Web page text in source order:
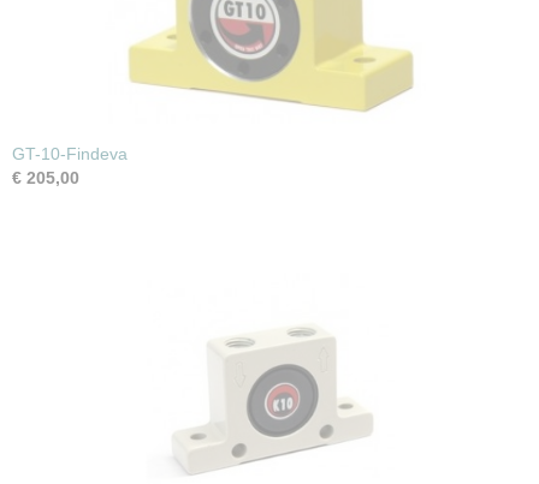
GT-10-Findeva
€ 205,00